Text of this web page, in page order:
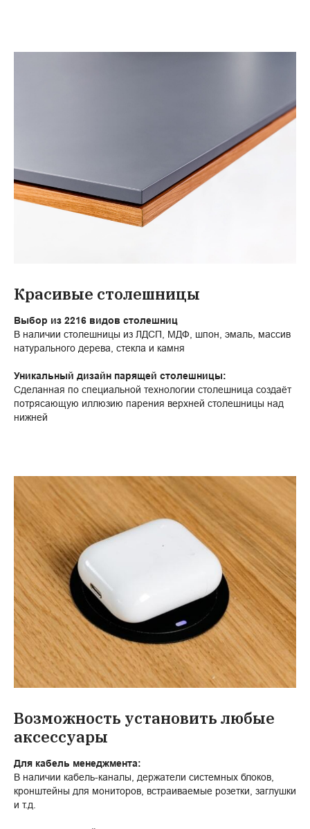
Красивые столешницы
Выбор из 2216 видов столешниц
В наличии столешницы из ЛДСП, МДФ, шпон, эмаль, массив
натурального дерева, стекла и камня
Уникальный дизайн парящей столешницы:
Сделанная по специальной технологии столешница создаёт
потрясающую иллюзию парения верхней столешницы над
нижней
Возможность установить любые
аксессуары
Для кабель менеджмента:
В наличии кабель-каналы, держатели системных блоков,
кронштейны для мониторов, встраиваемые розетки, заглушки
и т.д.